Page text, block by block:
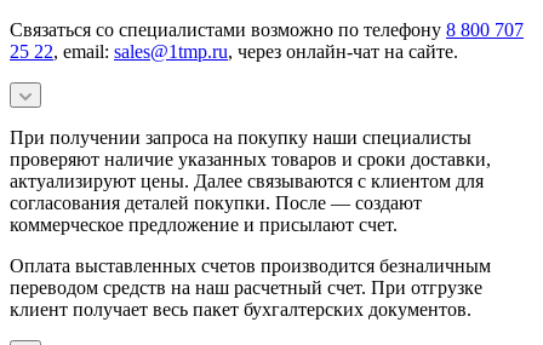
Связаться со специалистами возможно по телефону 8 800 707
25 22, email: sales@1tmp.ru, через онлайн-чат на сайте.
При получении запроса на покупку наши специалисты
проверяют наличие указанных товаров и сроки доставки,
актуализируют цены. Далее связываются с клиентом для
согласования деталей покупки. После — создают
коммерческое предложение и присылают счет.
Оплата выставленных счетов производится безналичным
переводом средств на наш расчетный счет. При отгрузке
клиент получает весь пакет бухгалтерских документов.